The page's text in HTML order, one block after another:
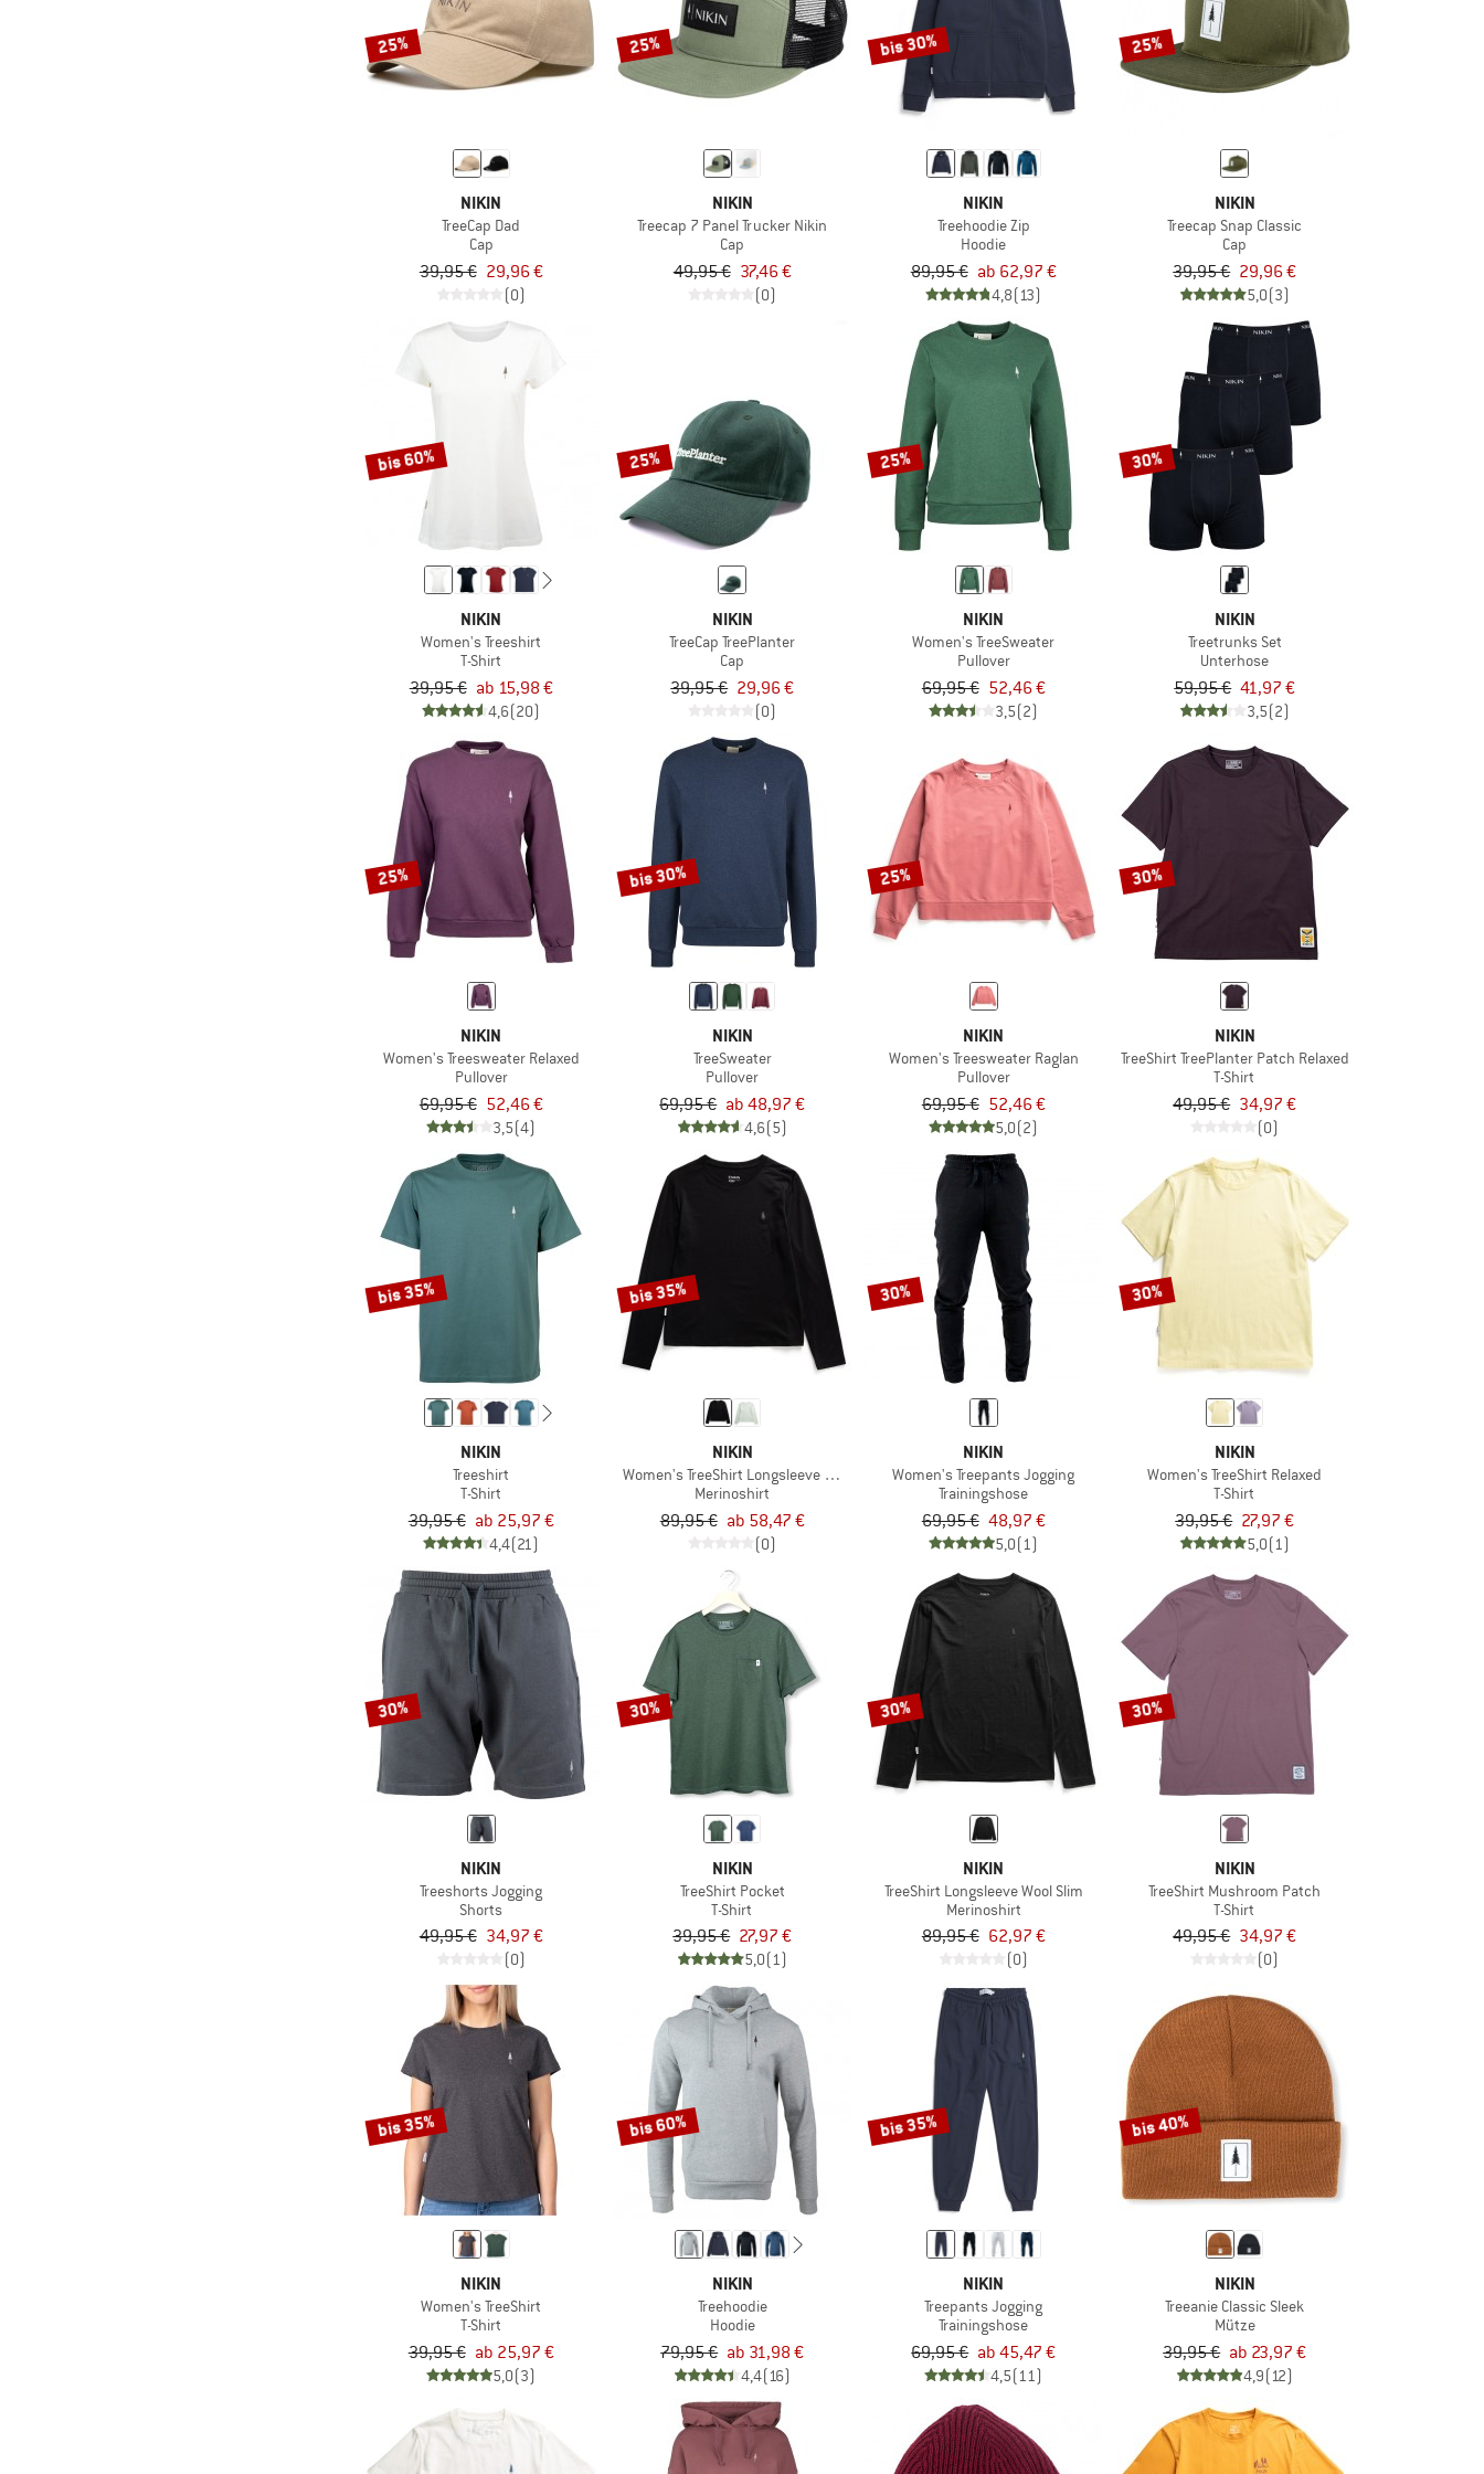
25%
NIKIN
TreeCap Dad
Cap
39,95 € 29,96 €
(0)
25%
NIKIN
Treecap 7 Panel Trucker Nikin
Cap
49,95 € 37,46 €
(0)
bis 30%
NIKIN
Treehoodie Zip
Hoodie
89,95 € ab 62,97 €
4,8(13)
25%
NIKIN
Treecap Snap Classic
Cap
39,95 € 29,96 €
5,0(3)
bis 60%
NIKIN
Women's Treeshirt
T-Shirt
39,95 € ab 15,98 €
4,6(20)
25%
NIKIN
TreeCap TreePlanter
Cap
39,95 € 29,96 €
(0)
25%
NIKIN
Women's TreeSweater
Pullover
69,95 € 52,46 €
3,5(2)
30%
NIKIN
Treetrunks Set
Unterhose
59,95 € 41,97 €
3,5(2)
25%
NIKIN
Women's Treesweater Relaxed
Pullover
69,95 € 52,46 €
3,5(4)
bis 30%
NIKIN
TreeSweater
Pullover
69,95 € ab 48,97 €
4,6(5)
25%
NIKIN
Women's Treesweater Raglan
Pullover
69,95 € 52,46 €
5,0(2)
30%
NIKIN
TreeShirt TreePlanter Patch Relaxed
T-Shirt
49,95 € 34,97 €
(0)
bis 35%
NIKIN
Treeshirt
T-Shirt
39,95 € ab 25,97 €
4,4(21)
bis 35%
NIKIN
Women's TreeShirt Longsleeve Wool Slim
Merinoshirt
89,95 € ab 58,47 €
(0)
30%
NIKIN
Women's Treepants Jogging
Trainingshose
69,95 € 48,97 €
5,0(1)
30%
NIKIN
Women's TreeShirt Relaxed
T-Shirt
39,95 € 27,97 €
5,0(1)
30%
NIKIN
Treeshorts Jogging
Shorts
49,95 € 34,97 €
(0)
30%
NIKIN
TreeShirt Pocket
T-Shirt
39,95 € 27,97 €
5,0(1)
30%
NIKIN
TreeShirt Longsleeve Wool Slim
Merinoshirt
89,95 € 62,97 €
(0)
30%
NIKIN
TreeShirt Mushroom Patch
T-Shirt
49,95 € 34,97 €
(0)
bis 35%
NIKIN
Women's TreeShirt
T-Shirt
39,95 € ab 25,97 €
5,0(3)
bis 60%
NIKIN
Treehoodie
Hoodie
79,95 € ab 31,98 €
4,4(16)
bis 35%
NIKIN
Treepants Jogging
Trainingshose
69,95 € ab 45,47 €
4,5(11)
bis 40%
NIKIN
Treeanie Classic Sleek
Mütze
39,95 € ab 23,97 €
4,9(12)